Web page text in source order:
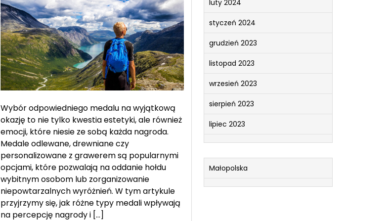
medale
–
pomysły
na
indywidualne
trofea
Wybór odpowiedniego medalu na wyjątkową
okazję to nie tylko kwestia estetyki, ale również
emocji, które niesie ze sobą każda nagroda.
Medale odlewane, drewniane czy
personalizowane z grawerem są popularnymi
opcjami, które pozwalają na oddanie hołdu
wybitnym osobom lub zorganizowanie
niepowtarzalnych wyróżnień. W tym artykule
przyjrzymy się, jak różne typy medali wpływają
na percepcję nagrody i […]
luty 2024
styczeń 2024
grudzień 2023
listopad 2023
wrzesień 2023
sierpień 2023
lipiec 2023
Małopolska